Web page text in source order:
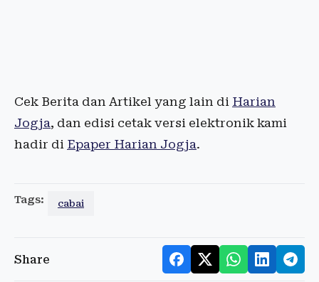
Cek Berita dan Artikel yang lain di Harian
Jogja, dan edisi cetak versi elektronik kami
hadir di Epaper Harian Jogja.
Tags: cabai
Share